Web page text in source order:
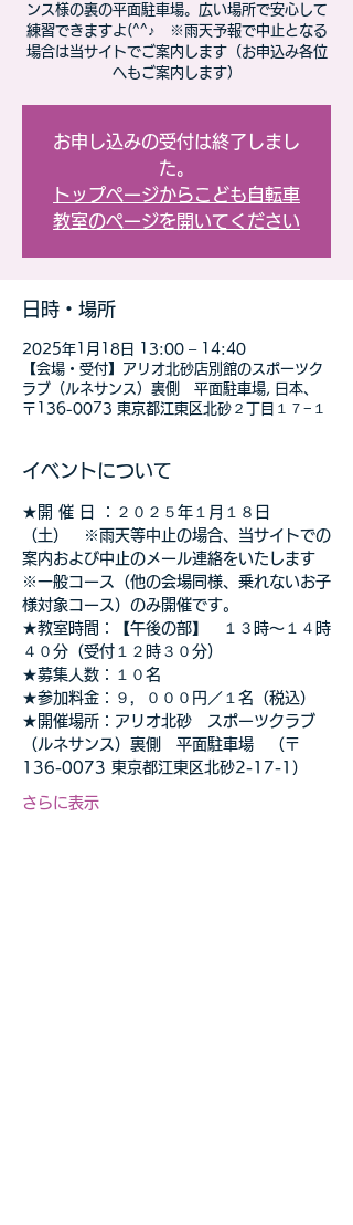
ンス様の裏の平面駐車場。広い場所で安心して
練習できますよ(^^♪ ※雨天予報で中止となる
場合は当サイトでご案内します（お申込み各位
へもご案内します）
お申し込みの受付は終了しまし
た。
トップページからこども自転車
教室のページを開いてください
日時・場所
2025年1月18日 13:00 – 14:40
【会場・受付】アリオ北砂店別館のスポーツク
ラブ（ルネサンス）裏側 平面駐車場, 日本、
〒136-0073 東京都江東区北砂２丁目１７−１
イベントについて
★開 催 日 ：２０２５年１月１８日
（土）　※雨天等中止の場合、当サイトでの
案内および中止のメール連絡をいたします
※一般コース（他の会場同様、乗れないお子
様対象コース）のみ開催です。
★教室時間：【午後の部】　１３時～１４時
４０分（受付１２時３０分)
★募集人数：１０名
★参加料金：９，０００円／１名（税込）
★開催場所：アリオ北砂　スポーツクラブ
（ルネサンス）裏側　平面駐車場　（〒
136-0073 東京都江東区北砂2-17-1）
さらに表示